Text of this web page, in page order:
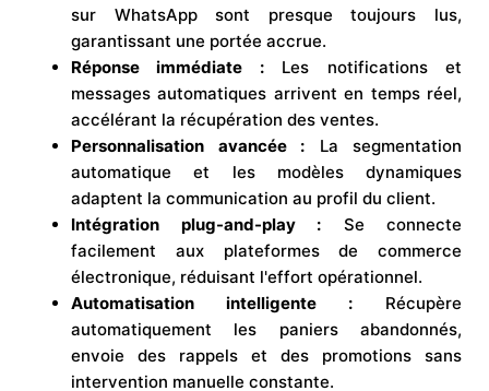
sur WhatsApp sont presque toujours lus,
garantissant une portée accrue.
Réponse immédiate :Les notifications et
messages automatiques arrivent en temps réel,
accélérant la récupération des ventes.
Personnalisation avancée : La segmentation
automatique et les modèles dynamiques
adaptent la communication au profil du client.
Intégration plug-and-play : Se connecte
facilement aux plateformes de commerce
électronique, réduisant l'effort opérationnel.
Automatisation intelligente : Récupère
automatiquement les paniers abandonnés,
envoie des rappels et des promotions sans
intervention manuelle constante.